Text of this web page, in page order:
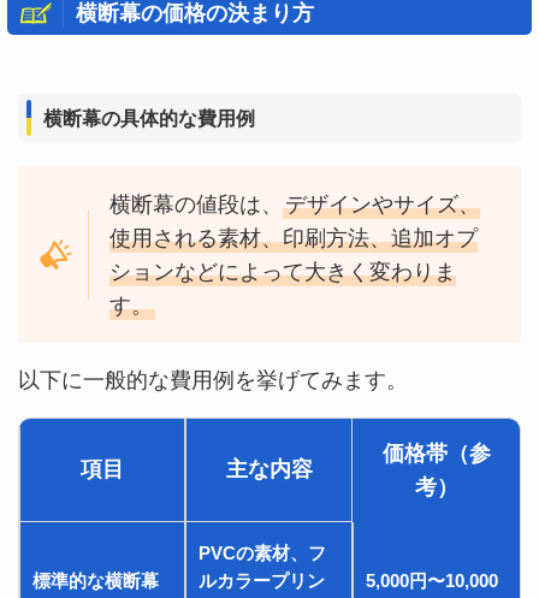
横断幕の価格の決まり方
横断幕の具体的な費用例
横断幕の値段は、デザインやサイズ、
使用される素材、印刷方法、追加オプ
ションなどによって大きく変わりま
す。
以下に一般的な費用例を挙げてみます。
項目 主な内容
価格帯（参
考）
標準的な横断幕
PVCの素材、フ
ルカラープリン
5,000円〜10,000